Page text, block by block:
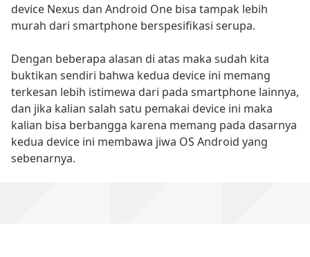
device Nexus dan Android One bisa tampak lebih
murah dari smartphone berspesifikasi serupa.
Dengan beberapa alasan di atas maka sudah kita
buktikan sendiri bahwa kedua device ini memang
terkesan lebih istimewa dari pada smartphone lainnya,
dan jika kalian salah satu pemakai device ini maka
kalian bisa berbangga karena memang pada dasarnya
kedua device ini membawa jiwa OS Android yang
sebenarnya.